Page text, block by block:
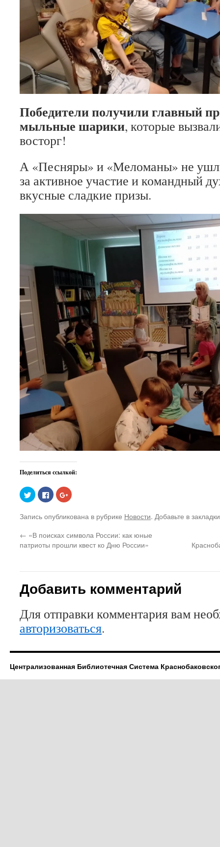
Победители получили главный
мыльные шарики, которые
восторг!
А «Песняры» и «Меломаны» не
за активное участие и командный
вкусные сладкие призы.
Поделиться ссылкой:
Нажмите,
чтобы
поделиться
Twitter
(Открывается
новом
окне)
Нажмите
здесь,
чтобы
контентом
на
(Открывается
в
новом
окне)
Нажмите,
чтобы
Google+
(Открывается
новом
окне)
Запись опубликована в рубрике Новости. Добавьте в
← «В поисках символа России: как юные
патриоты прошли квест ко Дню России»
Добавить комментарий
Для отправки комментария вам
авторизоваться.
Централизованная Библиотечная Система